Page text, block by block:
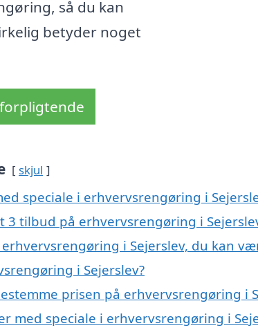
så du kan
betyder noget
skjul
speciale i erhvervsrengøring i
3 tilbud på erhvervsrengøring i
i Sejerslev, du kan
i Sejerslev?
prisen på erhvervsrengøring i
med speciale i erhvervsrengøring i